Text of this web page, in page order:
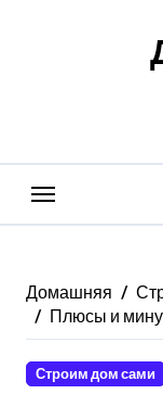
Домашняя
Плюсы и
Строим дом сами